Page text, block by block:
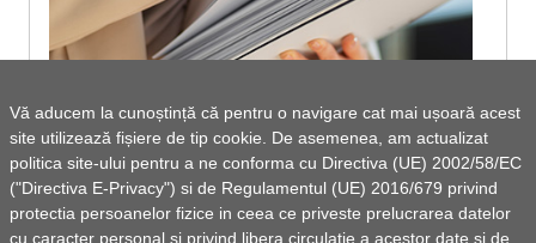
Vă aducem la cunoștință că pentru o navigare cat mai ușoară acest
site utilizează fișiere de tip cookie. De asemenea, am actualizat
politica site-ului pentru a ne conforma cu Directiva (UE) 2002/58/EC
("Directiva E-Privacy") si de Regulamentul (UE) 2016/679 privind
protectia persoanelor fizice in ceea ce priveste prelucrarea datelor
cu caracter personal si privind libera circulatie a acestor date si de
Programul Anual al Achizițiilor Publice
pentru anul 2020